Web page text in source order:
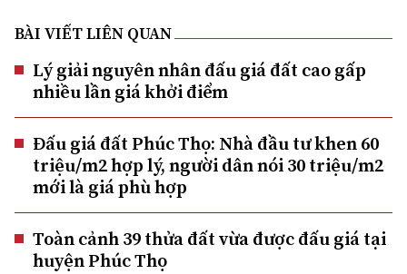
BÀI VIẾT LIÊN QUAN
Lý giải nguyên nhân đấu giá đất cao gấp
nhiều lần giá khởi điểm
Đấu giá đất Phúc Thọ: Nhà đầu tư khen 60
triệu/m2 hợp lý, người dân nói 30 triệu/m2
mới là giá phù hợp
Toàn cảnh 39 thửa đất vừa được đấu giá tại
huyện Phúc Thọ